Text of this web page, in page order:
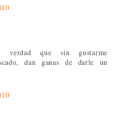
verdad que sin gustarme
dan ganas de darle un